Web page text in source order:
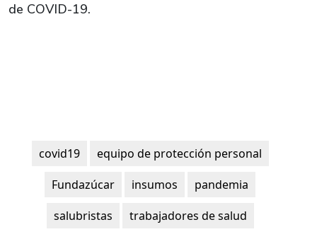
de COVID-19.
covid19
equipo de protección personal
Fundazúcar
insumos
pandemia
salubristas
trabajadores de salud